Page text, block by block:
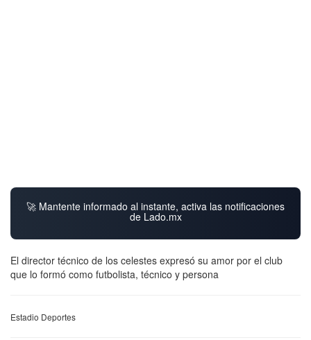
🚀 Mantente informado al instante, activa las notificaciones
de Lado.mx
El director técnico de los celestes expresó su amor por el club
que lo formó como futbolista, técnico y persona
Estadio Deportes